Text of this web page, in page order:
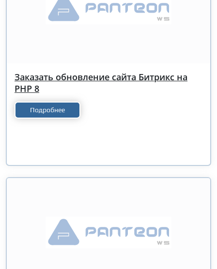
Заказать обновление сайта Битрикс на
PHP 8
Подробнее